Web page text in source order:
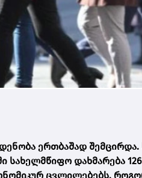
ერთბაშად
სახელმწიფო დახმარება
ცვლილებებს,